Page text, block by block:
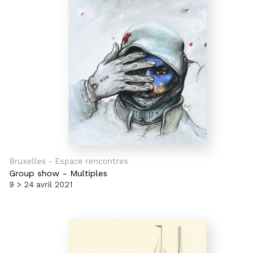
Bruxelles - Espace rencontres
Group show - Multiples
9 > 24 avril 2021